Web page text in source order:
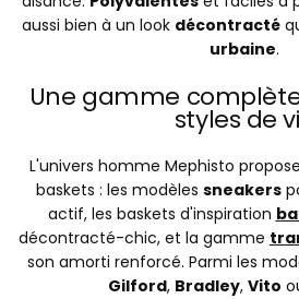
aussi bien à un look décontracté
urbaine.
Une gamme
styles de
L'univers homme Mephisto
baskets : les modèles sneakers
actif, les baskets d'inspiration
décontracté-chic, et la gamme
son amorti renforcé. Parmi les
Gilford, Bradley, Vito